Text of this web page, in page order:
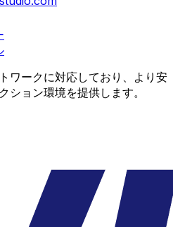
ワークに対応しており、より安
ション環境を提供します。